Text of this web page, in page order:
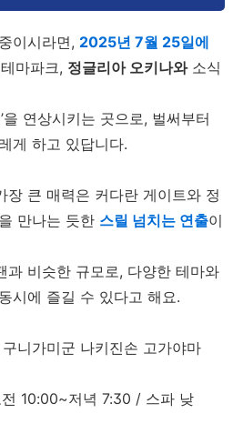
이시라면, 2025년 7월 25일에
마파크, 정글리아 오키나와소식
을 연상시키는 곳으로, 벌써부터
게 하고 있답니다.
장 큰 매력은 커다란 게이트와 정
만나는 듯한 스릴 넘치는 연출이
과 비슷한 규모로, 다양한 테마와
시에 즐길 수 있다고 해요.
니가미군 나키진손 고가야마
10:00~저녁 7:30 / 스파 낮